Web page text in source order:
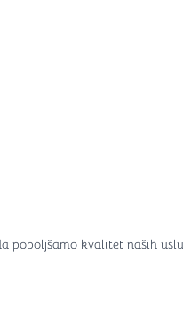
poboljšamo kvalitet naših